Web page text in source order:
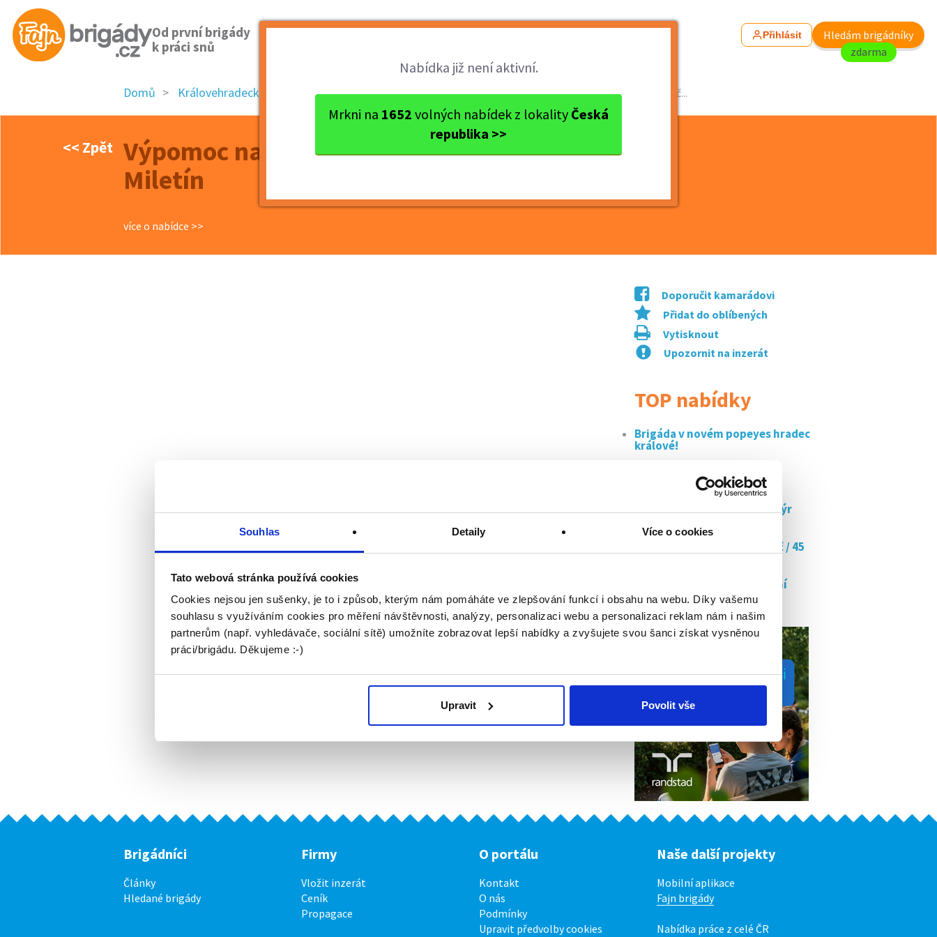
Souhlas Detaily Více o cookies
Tato webová stránka používá cookies
Cookies nejsou jen sušenky, je to i způsob, kterým nám pomáháte ve zlepšování funkcí i obsahu na webu. Díky vašemu
souhlasu s využíváním cookies pro měření návštěvnosti, analýzy, personalizaci webu a personalizaci reklam nám i našim
partnerům (např. vyhledávače, sociální sítě) umožníte zobrazovat lepší nabídky a zvyšujete svou šanci získat vysněnou
práci/brigádu. Děkujeme :-)
Upravit Povolit vše
Od první brigády
k práci snů
Přihlásit
Hledám brigádníky
zdarma
Nabídka již není aktivní.
Mrkni na 1652 volných nabídek z lokality Česká
republika >>
Domů Královehradecký kraj okres Hradec Králové Hradec Králové Výpomoc na prodejně na MO č...
<< Zpět Výpomoc na prodejně na MO č.205 -
Miletín
více o nabídce >>
Doporučit kamarádovi
Přidat do oblíbených
Vytisknout
Upozornit na inzerát
TOP nabídky
Brigáda v novém popeyes hradec
králové!
burger kingu v...
Flexibilní brigáda: řidič-kurýr
Doučujte s námi až za 350 kč / 45
min
Minibar stevard/ka flexibilní
práce na...
Brigádníci
Články
Hledané brigády
Firmy
Vložit inzerát
Ceník
Propagace
O portálu
Kontakt
O nás
Podmínky
Upravit předvolby cookies
Naše další projekty
Mobilní aplikace
Fajn brigády
Nabídka práce z celé ČR